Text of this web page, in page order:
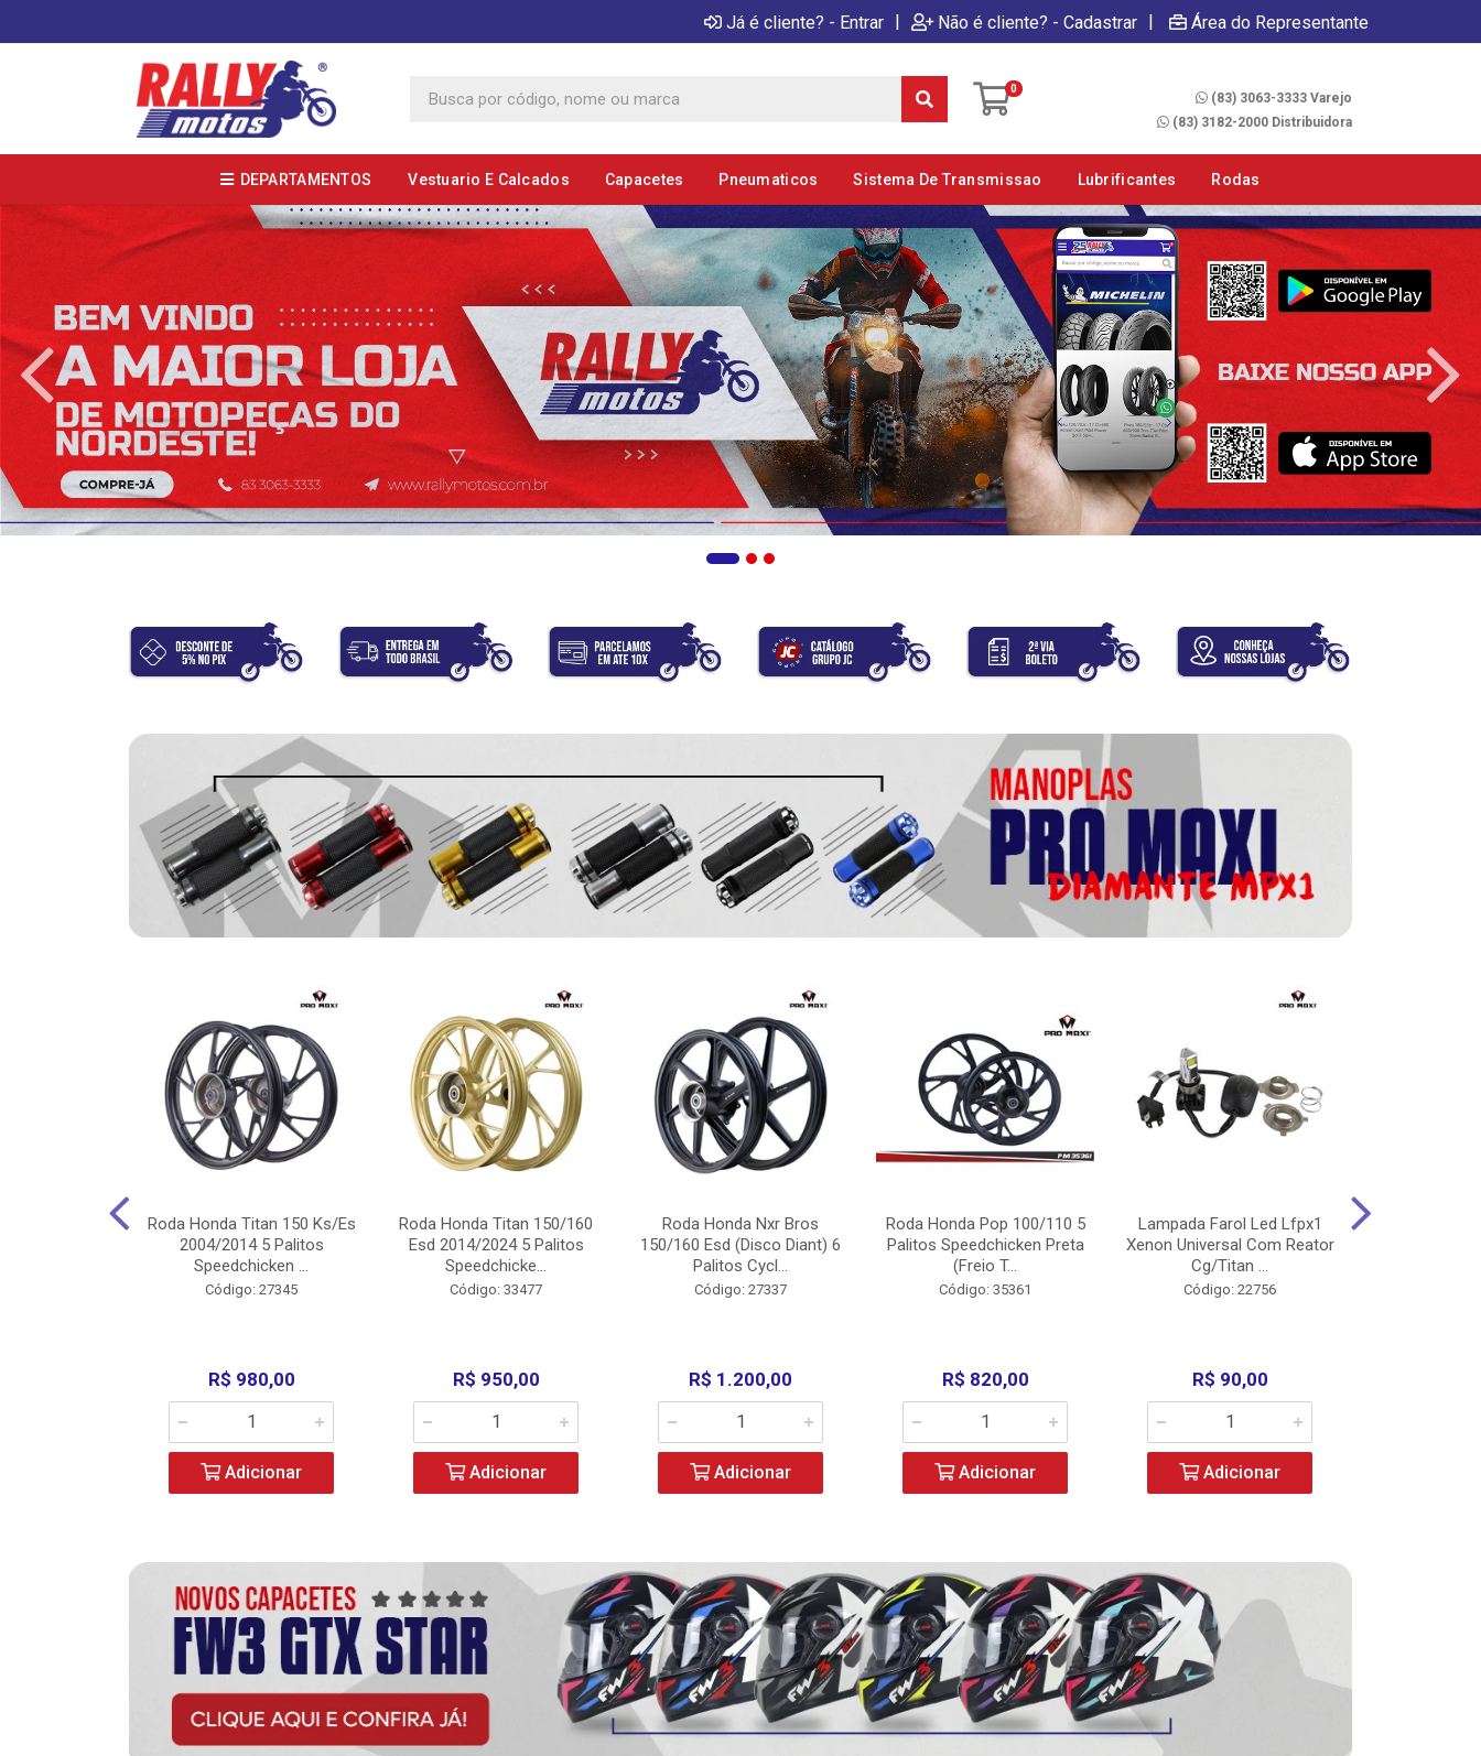
Já é cliente? - Entrar | Não é cliente? - Cadastrar | Área do Representante
0
(83) 3063-3333 Varejo
(83) 3182-2000 Distribuidora
DEPARTAMENTOS Vestuario E Calcados Capacetes Pneumaticos Sistema De Transmissao Lubrificantes Rodas
Roda Honda Titan 150 Ks/Es
2004/2014 5 Palitos
Speedchicken ...
Código: 27345
R$ 980,00
Adicionar
Roda Honda Titan 150/160
Esd 2014/2024 5 Palitos
Speedchicke...
Código: 33477
R$ 950,00
Adicionar
Roda Honda Nxr Bros
150/160 Esd (Disco Diant) 6
Palitos Cycl...
Código: 27337
R$ 1.200,00
Adicionar
Roda Honda Pop 100/110 5
Palitos Speedchicken Preta
(Freio T...
Código: 35361
R$ 820,00
Adicionar
Lampada Farol Led Lfpx1
Xenon Universal Com Reator
Cg/Titan ...
Código: 22756
R$ 90,00
Adicionar